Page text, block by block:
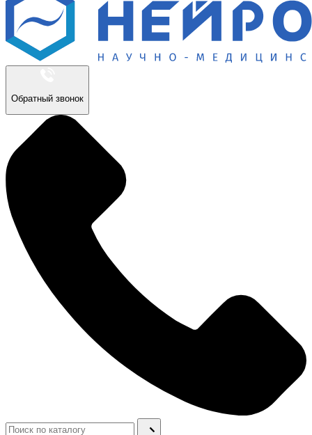
Обратный звонок